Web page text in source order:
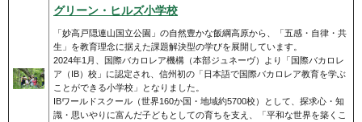
グリーン・ヒルズ小学校
「妙高戸隠連山国立公園」の自然豊かな飯綱高原から、「五感・自律・共
生」を教育理念に据えた課題解決型の学びを展開しています。
2024年1月、国際バカロレア機構（本部ジュネーヴ）より「国際バカロレ
ア（IB）校」に認定され、信州初の「日本語で国際バカロレア教育を学ぶ
ことができる小学校」となりました。
IBワールドスクール（世界160か国・地域約5700校）として、探求心・知
識・思いやりに富んだ子どもとしての育ちを支え、「平和な世界を築くこ